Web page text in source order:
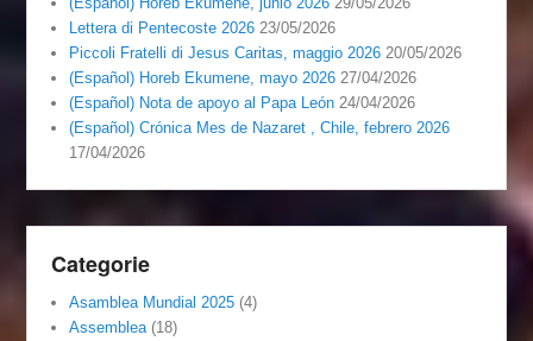
Lettera di Pentecoste 2026 23/05/2026
Piccoli Fratelli di Jesus Caritas, maggio 2026 20/05/2026
(Español) Horeb Ekumene, mayo 2026 27/04/2026
(Español) Nota de apoyo al Papa León 24/04/2026
(Español) Crónica Mes de Nazaret , Chile, febrero 2026
17/04/2026
Categorie
Asamblea Mundial 2025 (4)
Assemblea (18)